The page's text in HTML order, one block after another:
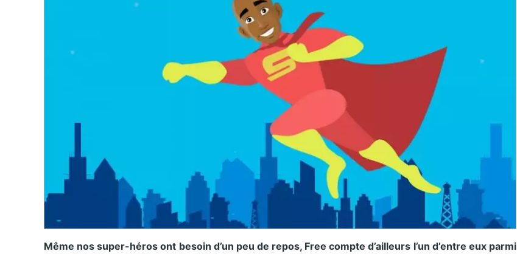
Même nos super-héros ont besoin d’un peu de repos, Free compte d’ailleurs l’un d’entre eux parmi